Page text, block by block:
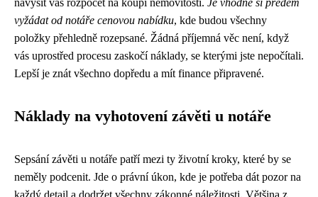
vyžádat od notáře cenovou nabídku, kde budou všechny
položky přehledně rozepsané. Žádná příjemná věc není, když
vás uprostřed procesu zaskočí náklady, se kterými jste nepočítali.
Lepší je znát všechno dopředu a mít finance připravené.
Náklady na vyhotovení závěti u notáře
Sepsání závěti u notáře patří mezi ty životní kroky, které by se
neměly podcenit. Jde o právní úkon, kde je potřeba dát pozor na
každý detail a dodržet všechny zákonné náležitosti. Většina z